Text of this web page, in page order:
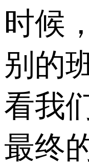
时候
别的
看我
最终